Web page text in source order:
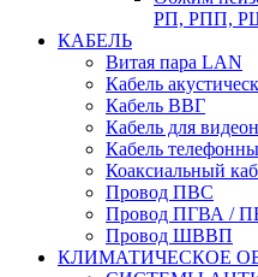
РП, РПП,
КАБЕЛЬ
Витая пара LAN
Кабель
Кабель ВВГ
Кабель для
Кабель
Коаксиальный
Провод ПВС
Провод ПГВА /
Провод ШВВП
КЛИМАТИЧЕСКОЕ